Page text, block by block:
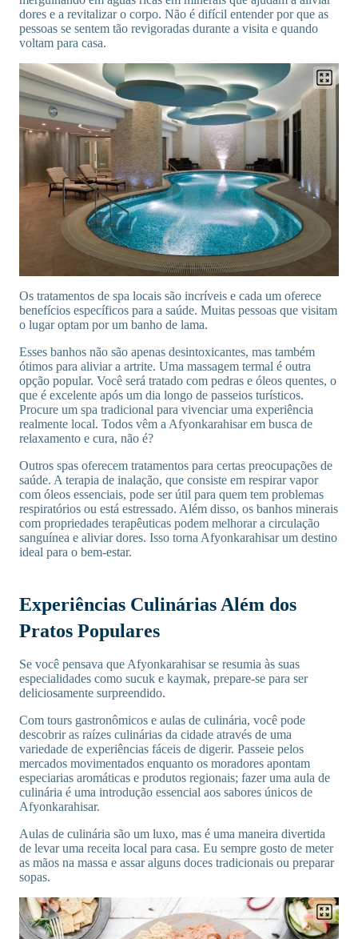
dores e a revitalizar o corpo. Não é difícil entender por que as
pessoas se sentem tão revigoradas durante a visita e quando
voltam para casa.
Os tratamentos de spa locais são incríveis e cada um oferece
benefícios específicos para a saúde. Muitas pessoas que visitam
o lugar optam por um banho de lama.
Esses banhos não são apenas desintoxicantes, mas também
ótimos para aliviar a artrite. Uma massagem termal é outra
opção popular. Você será tratado com pedras e óleos quentes, o
que é excelente após um dia longo de passeios turísticos.
Procure um spa tradicional para vivenciar uma experiência
realmente local. Todos vêm a Afyonkarahisar em busca de
relaxamento e cura, não é?
Outros spas oferecem tratamentos para certas preocupações de
saúde. A terapia de inalação, que consiste em respirar vapor
com óleos essenciais, pode ser útil para quem tem problemas
respiratórios ou está estressado. Além disso, os banhos minerais
com propriedades terapêuticas podem melhorar a circulação
sanguínea e aliviar dores. Isso torna Afyonkarahisar um destino
ideal para o bem-estar.
Experiências Culinárias Além dos
Pratos Populares
Se você pensava que Afyonkarahisar se resumia às suas
especialidades como sucuk e kaymak, prepare-se para ser
deliciosamente surpreendido.
Com tours gastronômicos e aulas de culinária, você pode
descobrir as raízes culinárias da cidade através de uma
variedade de experiências fáceis de digerir. Passeie pelos
mercados movimentados enquanto os moradores apontam
especiarias aromáticas e produtos regionais; fazer uma aula de
culinária é uma introdução essencial aos sabores únicos de
Afyonkarahisar.
Aulas de culinária são um luxo, mas é uma maneira divertida
de levar uma receita local para casa. Eu sempre gosto de meter
as mãos na massa e assar alguns doces tradicionais ou preparar
sopas.